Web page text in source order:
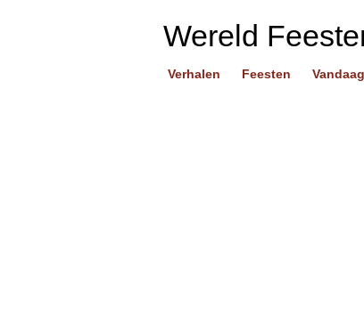
Wereld
Verhalen Feesten